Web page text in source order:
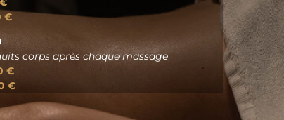
€
corps après chaque massage
€
€